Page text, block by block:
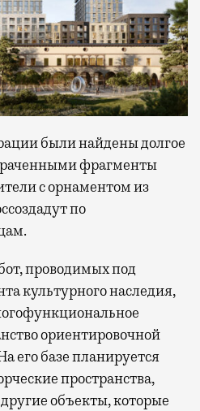
были найдены долгое
фрагменты
с орнаментом из
по
проводимых под
культурного наследия,
ориентировочной
его базе планируется
пространства,
объекты, которые